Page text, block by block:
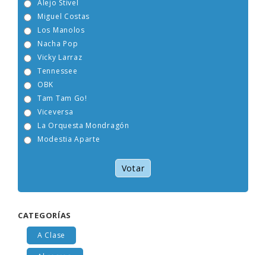
Alejo Stivel
Miguel Costas
Los Manolos
Nacha Pop
Vicky Larraz
Tennessee
OBK
Tam Tam Go!
Viceversa
La Orquesta Mondragón
Modestia Aparte
Votar
CATEGORÍAS
A Clase